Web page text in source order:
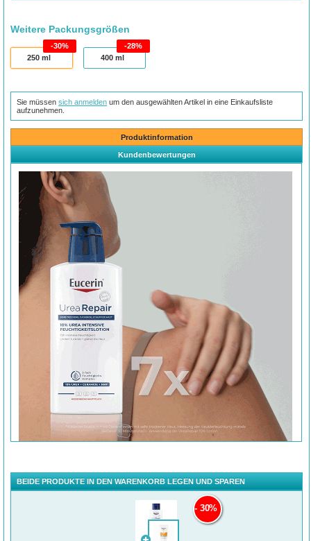
Weitere Packungsgrößen
250 ml
30%
400ml
28%
Sie müssensich anmelden um den ausgewählten Artikel in eine Einkaufsliste
aufzunehmen.
Produktinformation
Kundenbewertungen
BEIDE PRODUKTE IN DEN WARENKORB LEGEN UND SPAREN
30%